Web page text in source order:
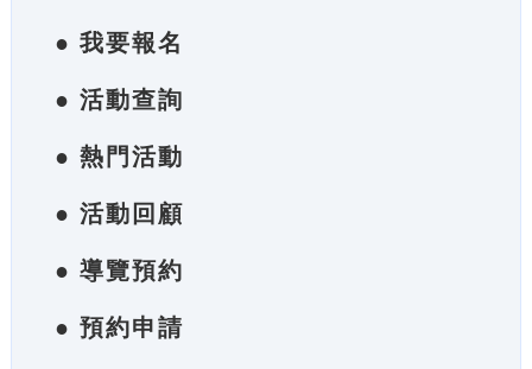
● 我要報名
● 活動查詢
● 熱門活動
● 活動回顧
● 導覽預約
● 預約申請